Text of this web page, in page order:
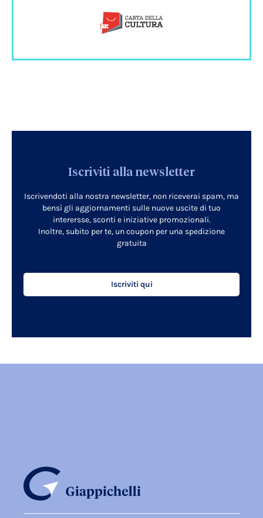
Iscriviti alla newsletter
Iscrivendoti alla nostra newsletter, non riceverai spam, ma
bensì gli aggiornamenti sulle nuove uscite di tuo
interersse, sconti e iniziative promozionali.
Inoltre, subito per te, un coupon per una spedizione
gratuita
Iscriviti qui